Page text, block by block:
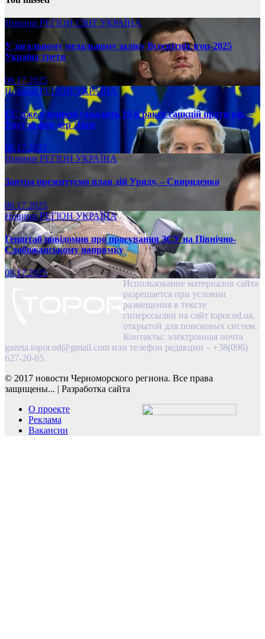
Новини РЕГІОНСВІТ УКРАЇНА
У загальному медальному заліку Всесвітніх ігор-2025
Україна третя
08.17.2025
НовиниРЕГІОН УКРАЇНА
ЄС вже у вересні ухвалить 19-й ракет санкцій проти рф, –
Урсула фон дер Ляєн
08.17.2025
Новини РЕГІОН УКРАЇНА
Завтра презентуємо план дій Уряду, – Свириденко
08.17.2025
НовиниРЕГІОНУКРАЇНА
Генштаб повідомив про просування ЗСУ на Північно-
Слобожанському напрямку
08.17.2025
Использование материалов сайта
разрешается при условии
размещения в тексте
гиперссылки на сайт topor.od.ua,
открытой для поисковых систем.
Контакты: электронная почта
gazeta.topor.od@gmail.com или телефон редакции – +38(096)
627-20-65.
© 2017 новости Черноморского региона. Все права
защищены... | Разработка сайта
О проекте
Реклама
Вакансии